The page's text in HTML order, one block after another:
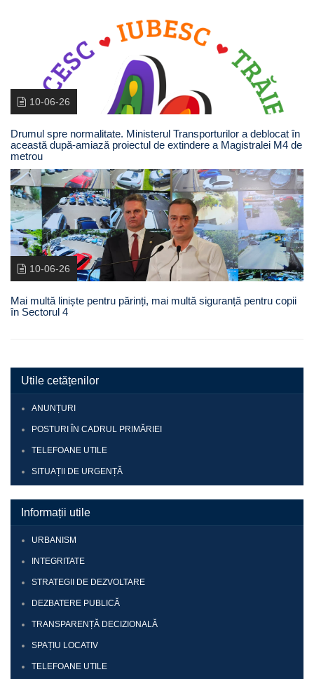
10-06-26
Drumul spre normalitate. Ministerul Transporturilor a deblocat în
această după-amiază proiectul de extindere a Magistralei M4 de
metrou
10-06-26
Mai multă liniște pentru părinți, mai multă siguranță pentru copii
în Sectorul 4
Utile cetățenilor
ANUNȚURI
POSTURI ÎN CADRUL PRIMĂRIEI
TELEFOANE UTILE
SITUAȚII DE URGENȚĂ
Informații utile
URBANISM
INTEGRITATE
STRATEGII DE DEZVOLTARE
DEZBATERE PUBLICĂ
TRANSPARENȚĂ DECIZIONALĂ
SPAȚIU LOCATIV
TELEFOANE UTILE